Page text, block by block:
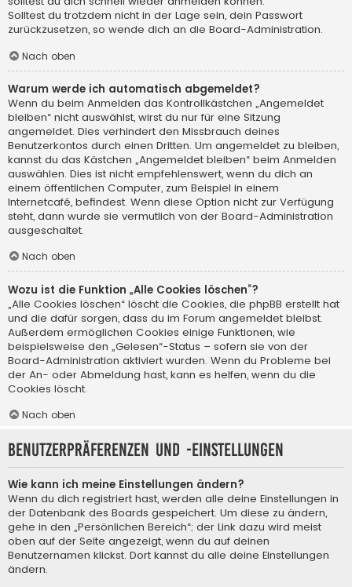
Solltest du trotzdem nicht in der Lage sein, dein Passwort
zurückzusetzen, so wende dich an die Board-Administration.
Nach oben
Warum werde ich automatisch abgemeldet?
Wenn du beim Anmelden das Kontrollkästchen „Angemeldet
bleiben“ nicht auswählst, wirst du nur für eine Sitzung
angemeldet. Dies verhindert den Missbrauch deines
Benutzerkontos durch einen Dritten. Um angemeldet zu bleiben,
kannst du das Kästchen „Angemeldet bleiben“ beim Anmelden
auswählen. Dies ist nicht empfehlenswert, wenn du dich an
einem öffentlichen Computer, zum Beispiel in einem
Internetcafé, befindest. Wenn diese Option nicht zur Verfügung
steht, dann wurde sie vermutlich von der Board-Administration
ausgeschaltet.
Nach oben
Wozu ist die Funktion „Alle Cookies löschen“?
„Alle Cookies löschen“ löscht die Cookies, die phpBB erstellt hat
und die dafür sorgen, dass du im Forum angemeldet bleibst.
Außerdem ermöglichen Cookies einige Funktionen, wie
beispielsweise den „Gelesen“-Status – sofern sie von der
Board-Administration aktiviert wurden. Wenn du Probleme bei
der An- oder Abmeldung hast, kann es helfen, wenn du die
Cookies löscht.
Nach oben
Benutzerpräferenzen und -einstellungen
Wie kann ich meine Einstellungen ändern?
Wenn du dich registriert hast, werden alle deine Einstellungen in
der Datenbank des Boards gespeichert. Um diese zu ändern,
gehe in den „Persönlichen Bereich“; der Link dazu wird meist
oben auf der Seite angezeigt, wenn du auf deinen
Benutzernamen klickst. Dort kannst du alle deine Einstellungen
ändern.